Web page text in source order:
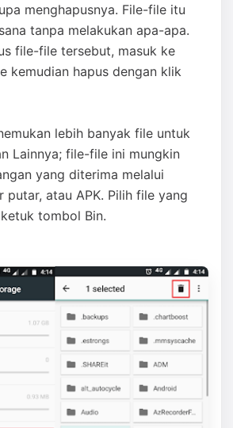
menghapusnya. File-file itu
tanpa melakukan apa-apa.
file-file tersebut, masuk ke
kemudian hapus dengan klik
lebih banyak file untuk
Lainnya; file-file ini mungkin
yang diterima melalui
putar, atau APK. Pilih file yang
tombol Bin.